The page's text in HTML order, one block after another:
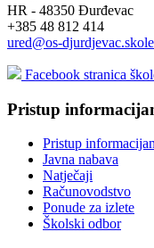
HR - 48350 Đurđevac
+385 48 812 414
ured@os-
Facebook stranica
Pristup
Pristup
Javna nabava
Natječaji
Računovodstvo
Ponude za izlete
Školski odbor